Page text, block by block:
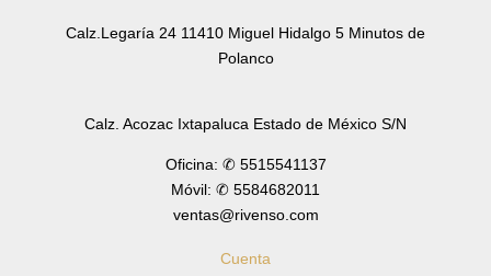
Calz.Legaría 24 11410 Miguel Hidalgo 5 Minutos de
Polanco
Calz. Acozac Ixtapaluca Estado de México S/N
Oficina: ✆ 5515541137
Móvil: ✆ 5584682011
ventas@rivenso.com
Cuenta